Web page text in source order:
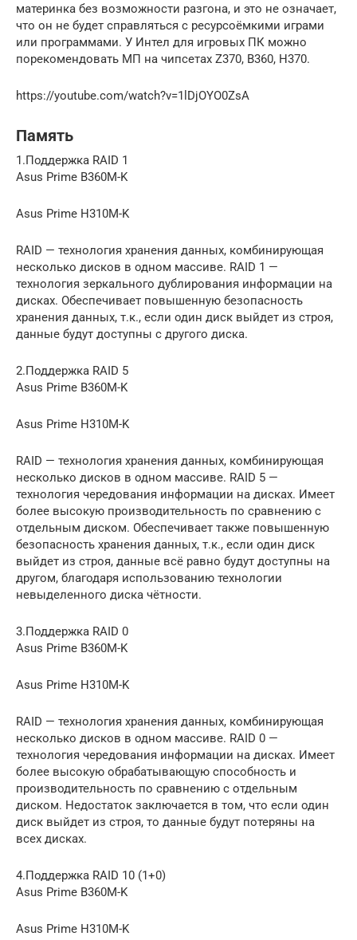
материнка без возможности разгона, и это не означает,
что он не будет справляться с ресурсоёмкими играми
или программами. У Интел для игровых ПК можно
порекомендовать МП на чипсетах Z370, В360, Н370.
https://youtube.com/watch?v=1lDjOYO0ZsA
Память
1.Поддержка RAID 1
Asus Prime B360M-K
Asus Prime H310M-K
RAID — технология хранения данных, комбинирующая
несколько дисков в одном массиве. RAID 1 —
технология зеркального дублирования информации на
дисках. Обеспечивает повышенную безопасность
хранения данных, т.к., если один диск выйдет из строя,
данные будут доступны с другого диска.
2.Поддержка RAID 5
Asus Prime B360M-K
Asus Prime H310M-K
RAID — технология хранения данных, комбинирующая
несколько дисков в одном массиве. RAID 5 —
технология чередования информации на дисках. Имеет
более высокую производительность по сравнению с
отдельным диском. Обеспечивает также повышенную
безопасность хранения данных, т.к., если один диск
выйдет из строя, данные всё равно будут доступны на
другом, благодаря использованию технологии
невыделенного диска чётности.
3.Поддержка RAID 0
Asus Prime B360M-K
Asus Prime H310M-K
RAID — технология хранения данных, комбинирующая
несколько дисков в одном массиве. RAID 0 —
технология чередования информации на дисках. Имеет
более высокую обрабатывающую способность и
производительность по сравнению с отдельным
диском. Недостаток заключается в том, что если один
диск выйдет из строя, то данные будут потеряны на
всех дисках.
4.Поддержка RAID 10 (1+0)
Asus Prime B360M-K
Asus Prime H310M-K